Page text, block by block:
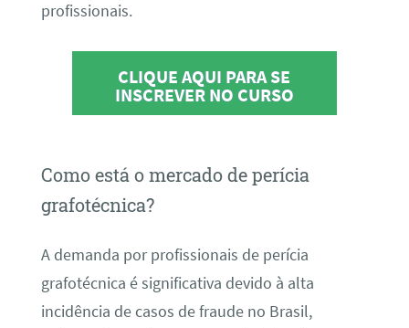
profissionais.
CLIQUE AQUI PARA SE
INSCREVER NO CURSO
Como está o mercado de perícia
grafotécnica?
A demanda por profissionais de perícia
grafotécnica é significativa devido à alta
incidência de casos de fraude no Brasil,